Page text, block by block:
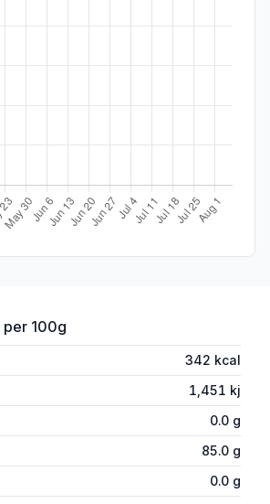
for 'Økologisk Vegansk Vingummi
per 100g
342 kcal
1,451 kj
0.0 g
85.0 g
0.0 g